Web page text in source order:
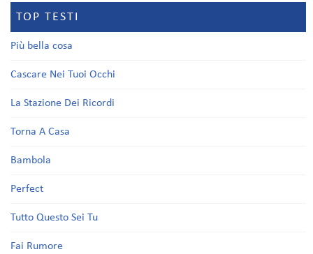
TOP TESTI
Più bella cosa
Cascare Nei Tuoi Occhi
La Stazione Dei Ricordi
Torna A Casa
Bambola
Perfect
Tutto Questo Sei Tu
Fai Rumore